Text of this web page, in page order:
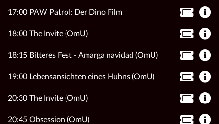
17:00 PAW Patrol: Der Dino Film
18:00 The Invite (OmU)
18:15 Bitteres Fest - Amarga navidad (OmU)
19:00 Lebensansichten eines Huhns (OmU)
20:30 The Invite (OmU)
20:45 Obsession (OmU)